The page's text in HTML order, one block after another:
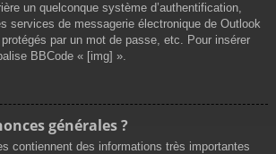
un quelconque système d’authentification,
services de messagerie électronique de Outlook
par un mot de passe, etc. Pour insérer
BBCode « [img] ».
générales ?
contiennent des informations très importantes